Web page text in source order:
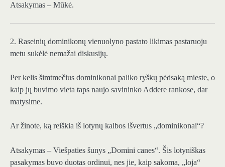
Atsakymas – Mūkė.
2. Raseinių dominikonų vienuolyno pastato likimas pastaruoju
metu sukėlė nemažai diskusijų.
Per kelis šimtmečius dominikonai paliko ryškų pėdsaką mieste, o
kaip jų buvimo vieta taps naujo savininko Addere rankose, dar
matysime.
Ar žinote, ką reiškia iš lotynų kalbos išvertus „dominikonai“?
Atsakymas – Viešpaties šunys „Domini canes“. Šis lotyniškas
pasakymas buvo duotas ordinui, nes jie, kaip sakoma, „loja“